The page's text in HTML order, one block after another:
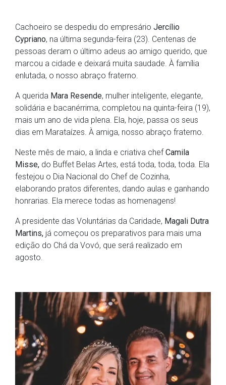
Cachoeiro se despediu do empresário Jercílio
Cypriano, na última segunda-feira (23). Centenas de
pessoas deram o último adeus ao amigo querido, que
marcou a cidade e deixará muita saudade. À família
enlutada, o nosso abraço fraterno.
A querida Mara Resende, mulher inteligente, elegante,
solidária e bacanérrima, completou na quinta-feira (19),
mais um ano de vida plena. Ela, hoje, passa os seus
dias em Marataízes. À amiga, nosso abraço fraterno.
Neste mês de maio, a linda e criativa chef Camila
Misse, do Buffet Belas Artes, está toda, toda, toda. Ela
festejou o Dia Nacional do Chef de Cozinha,
elaborando pratos diferentes, dando aulas e ganhando
honrarias. Ela merece todas as homenagens!
A presidente das Voluntárias da Caridade, Magali Dutra
Martins, já começou os preparativos para mais uma
edição do Chá da Vovó, que será realizado em
agosto.